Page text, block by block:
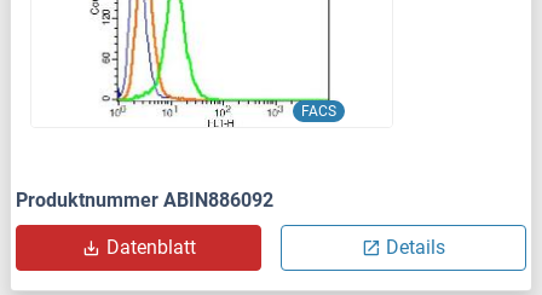
FACS
Produktnummer ABIN886092
Datenblatt Details